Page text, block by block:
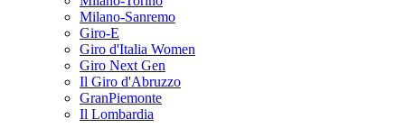
Milano-Sanremo
Giro-E
Giro d'Italia Women
Giro Next Gen
Il Giro d'Abruzzo
GranPiemonte
Il Lombardia